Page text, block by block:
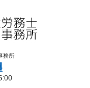
務所